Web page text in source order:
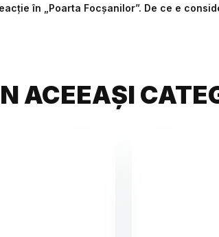
în „Poarta Focșanilor”. De ce e
ACEEAȘI